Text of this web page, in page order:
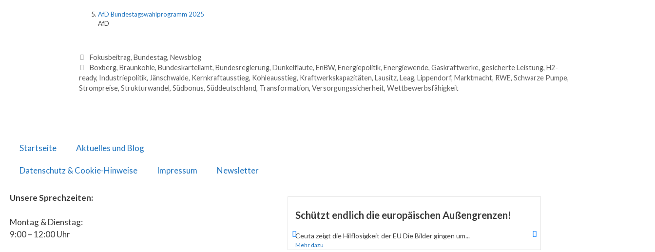
AfD Bundestagswahlprogramm 2025
AfD
Fokusbeitrag, Bundestag, Newsblog
Boxberg, Braunkohle, Bundeskartellamt, Bundesregierung, Dunkelflaute, EnBW, Energiepolitik, Energiewende, Gaskraftwerke, gesicherte Leistung, H2-
ready, Industriepolitik, Jänschwalde, Kernkraftausstieg, Kohleausstieg, Kraftwerkskapazitäten, Lausitz, Leag, Lippendorf, Marktmacht, RWE, Schwarze Pumpe,
Strompreise, Strukturwandel, Südbonus, Süddeutschland, Transformation, Versorgungssicherheit, Wettbewerbsfähigkeit
Startseite Aktuelles und Blog
Datenschutz & Cookie-Hinweise Impressum Newsletter
Unsere Sprechzeiten:
Montag & Dienstag:
9:00 – 12:00 Uhr
Schützt endlich die europäischen Außengrenzen!
Ceuta zeigt die Hilflosigkeit der EU Die Bilder gingen um...
Mehr dazu